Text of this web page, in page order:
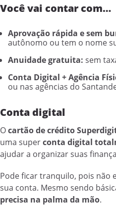
Você vai contar com…
Aprovação rápida e sem
autônomo ou tem o nome
Anuidade gratuita: sem
Conta Digital + Agência
ou nas agências do
Conta digital
Ocartão de crédito
uma superconta digital
ajudar a organizar suas
Pode ficar tranquilo, pois não
sua conta. Mesmo sendo
precisa na palma da mão.